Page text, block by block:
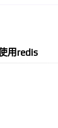
用redis